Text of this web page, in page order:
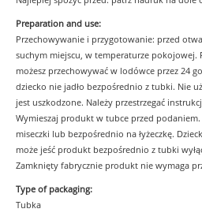
Preparation and use:
Przechowywanie i przygotowanie: przed
suchym miejscu, w temperaturze
możesz przechowywać w lodówce przez 24
dziecko nie jadło bezpośrednio z tubki. Nie
jest uszkodzone. Należy przestrzegać
Wymieszaj produkt w tubce przed
miseczki lub bezpośrednio na łyżeczkę.
może jeść produkt bezpośrednio z tubki
Zamknięty fabrycznie produkt nie wymaga
Type of packaging:
Tubka